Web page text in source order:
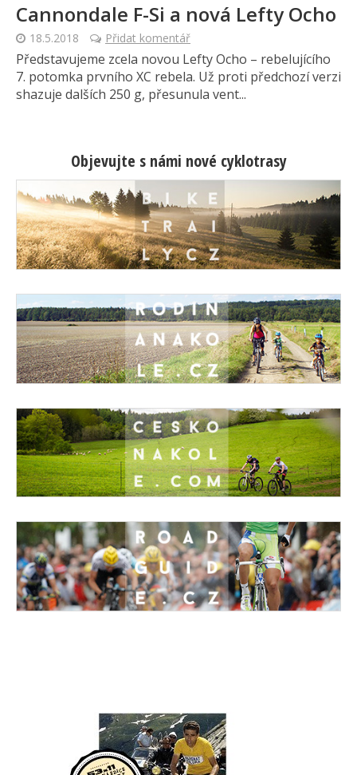
Cannondale F-Si a nová Lefty Ocho
18.5.2018 Přidat komentář
Představujeme zcela novou Lefty Ocho – rebelujícího
7. potomka prvního XC rebela. Už proti předchozí verzi
shazuje dalších 250 g, přesunula vent...
Objevujte s námi nové cyklotrasy